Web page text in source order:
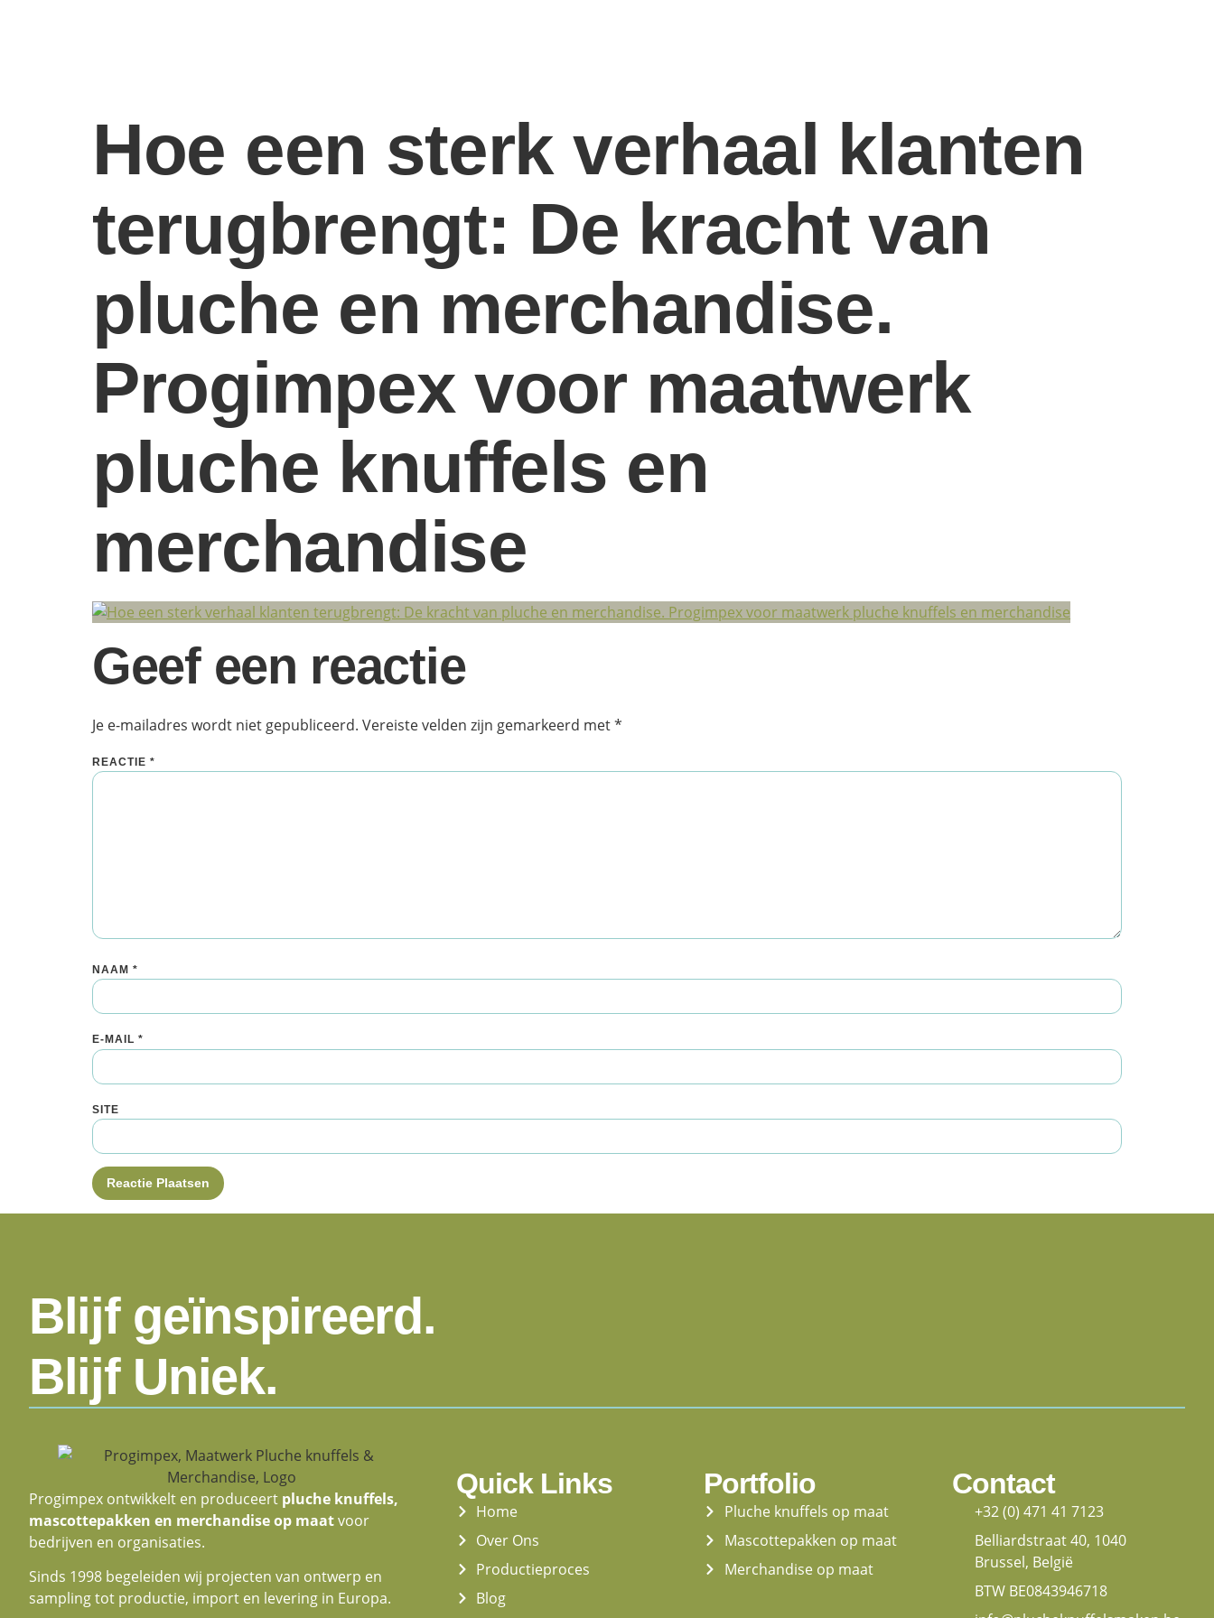
Hoe een sterk verhaal klanten
terugbrengt: De kracht van
pluche en merchandise.
Progimpex voor maatwerk
pluche knuffels en
merchandise
Geef een reactie
Je e-mailadres wordt niet gepubliceerd. Vereiste velden zijn gemarkeerd met*
REACTIE *
NAAM *
E-MAIL *
SITE
Blijf geïnspireerd.
Blijf Uniek.
Progimpex ontwikkelt en produceert pluche knuffels,
mascottepakken en merchandise op maatvoor
bedrijven en organisaties.
Sinds 1998 begeleiden wij projecten van ontwerp en
sampling tot productie, import en levering in Europa.
Quick Links
Home
Over Ons
Productieproces
Blog
Portfolio
Pluche knuffels op maat
Mascottepakken op maat
Merchandise op maat
Contact
+32 (0) 471 41 7123
Belliardstraat 40, 1040
Brussel, België
BTW BE0843946718